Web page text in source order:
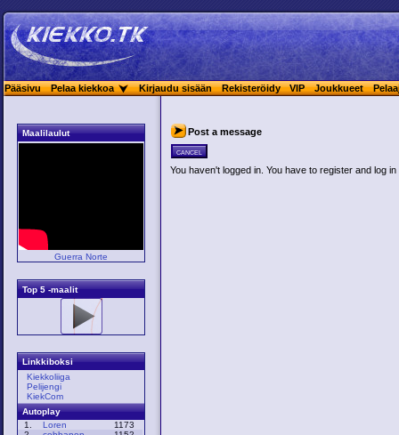
Pääsivu Pelaa kiekkoa Kirjaudu sisään Rekisteröidy VIP Joukkueet
Maalilaulut
Guerra Norte
Top 5 -maalit
Linkkiboksi
Kiekkoliiga
Pelijengi
KiekCom
Autoplay
1.
Loren
1173
Post a message
cancel
You haven't logged in. You have to register and log